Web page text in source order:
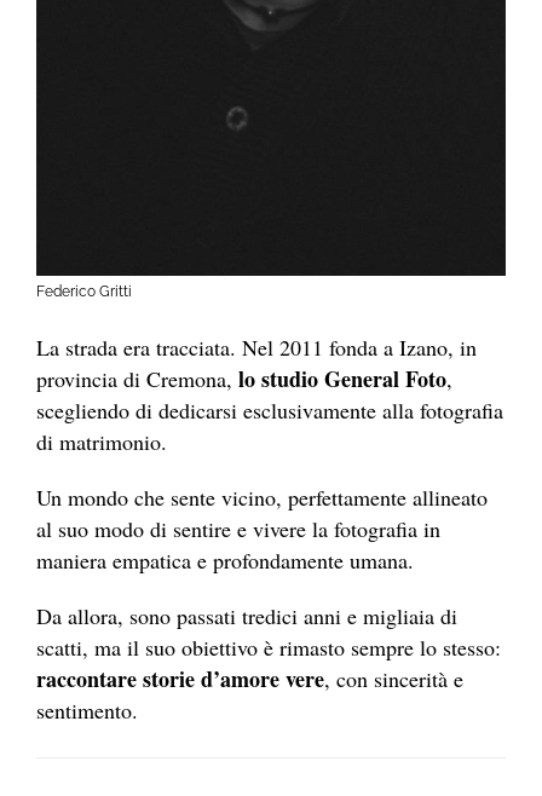
Federico Gritti
La strada era tracciata. Nel 2011 fonda a Izano, in
provincia di Cremona, lo studio General Foto,
scegliendo di dedicarsi esclusivamente alla fotografia
di matrimonio.
Un mondo che sente vicino, perfettamente allineato
al suo modo di sentire e vivere la fotografia in
maniera empatica e profondamente umana.
Da allora, sono passati tredici anni e migliaia di
scatti, ma il suo obiettivo è rimasto sempre lo stesso:
raccontare storie d’amore vere, con sincerità e
sentimento.